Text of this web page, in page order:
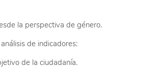
la perspectiva de género.
de indicadores:
de la ciudadanía.